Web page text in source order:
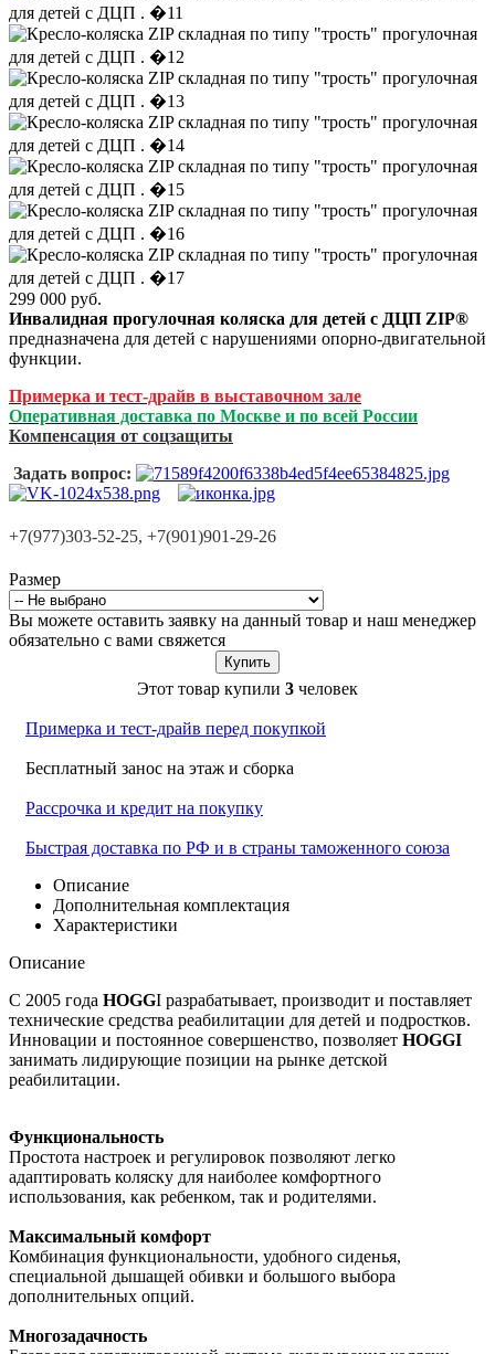
299 000 руб.
Инвалидная прогулочная коляска для детей с ДЦП ZIP®
предназначена для детей с нарушениями опорно-двигательной
функции.
Примерка и тест-драйв в выставочном зале
Оперативная доставка по Москве и по всей России
Компенсация от соцзащиты
Задать вопрос:
+7(977)303-52-25, +7(901)901-29-26
Размер
Вы можете оставить заявку на данный товар и наш менеджер
обязательно с вами свяжется
Купить
Этот товар купили 3 человек
Примерка и тест-драйв перед покупкой
Бесплатный занос на этаж и сборка
Рассрочка и кредит на покупку
Быстрая доставка по РФ и в страны таможенного союза
Описание
Дополнительная комплектация
Характеристики
Описание
С 2005 года HOGGI разрабатывает, производит и поставляет
технические средства реабилитации для детей и подростков.
Инновации и постоянное совершенство, позволяет HOGGI
занимать лидирующие позиции на рынке детской
реабилитации.
Функциональность
Простота настроек и регулировок позволяют легко
адаптировать коляску для наиболее комфортного
использования, как ребенком, так и родителями.
Максимальный комфорт
Комбинация функциональности, удобного сиденья,
специальной дышащей обивки и большого выбора
дополнительных опций.
Многозадачность